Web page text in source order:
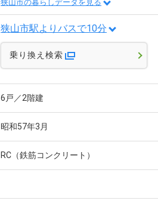
狭山市の暮らしデータを見る
狭山市駅よりバスで10分
乗り換え検索
6戸／2階建
昭和57年3月
RC（鉄筋コンクリート）